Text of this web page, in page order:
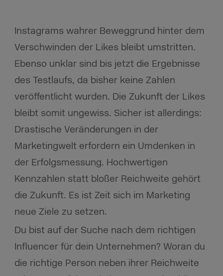
Instagrams wahrer Beweggrund hinter dem
Verschwinden der Likes bleibt umstritten.
Ebenso unklar sind bis jetzt die Ergebnisse
des Testlaufs, da bisher keine Zahlen
veröffentlicht wurden. Die Zukunft der Likes
bleibt somit ungewiss. Sicher ist allerdings:
Drastische Veränderungen in der
Marketingwelt erfordern ein Umdenken in
der Erfolgsmessung. Hochwertigen
Kennzahlen statt bloßer Reichweite gehört
die Zukunft. Es ist Zeit sich im Marketing
neue Ziele zu setzen.
Du bist auf der Suche nach dem richtigen
Influencer für dein Unternehmen? Woran du
die richtige Person neben ihrer Reichweite